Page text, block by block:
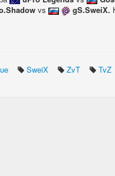
vs gS.SweiX.
SweiX ZvT TvZ